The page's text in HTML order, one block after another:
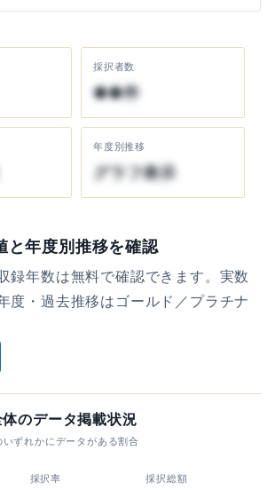
採択者数
●●件
年度別推移
グラフ表示
と年度別推移を確認
録年数は無料で確認できます。実数
度・過去推移はゴールド／プラチナ
のデータ掲載状況
ずれかにデータがある割合
採択率 採択総額